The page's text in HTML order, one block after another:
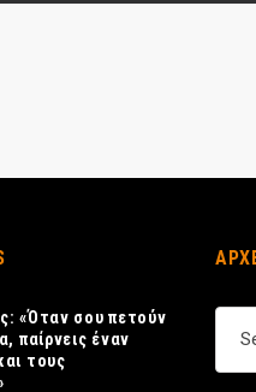
«Όταν σου πετούν
παίρνεις έναν
τους